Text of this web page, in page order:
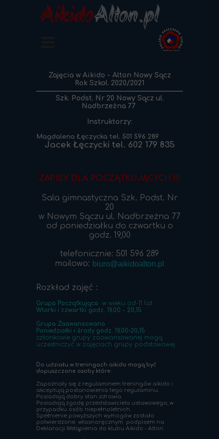
AikidoAlton.pl
Zajęcia w Aikido - Alton Nowy Sącz
Rok Szkol. 2020/2021
Szk. Podst. Nr 20 Nowy Sącz ul.
Nadbrzeżna 77
Instruktorzy:
Magdalena Łęczycka tel. 501 596 289
Jacek Łęczycki tel. 602 179 835
ZAPISY DLA POCZĄTKUJĄCYCH !!!
Sala gimnastyczna Szk. Podst. Nr
20
w Nowym Sączu ul. Nadbrzeżna 77
od poniedziałku do czwartku o
godz. 19,00
telefonicznie: 501 596 289
mailowo: biuro@aikidoalton.pl
Rozkład zajęć :
Grupa Początkująca
w wieku od-11 lat
Wtorki i czwartki godz. 19,00 - 20,15
Grupa Zaawansowana
Poniedziałki i środy godz. 19,00-20,15
członkowie grupy zaawansowanej mogą
uczestniczyć w zajęciach grupy podstawowej.
Do udziału w treningach aikido mogą być
dopuszczone osoby które:
Zapoznały się z regulaminem treningów aikido i
akceptują postanowienia tego regulaminu.
Posiadają dobry stan zdrowia.
Posiadają zgodę przedstawiciela ustawowego, w
przypadku osób niepełnoletnich.
Spełnienie powyższych wymogów zostało
potwierdzone własnoręcznym podpisem na
Deklaracji Wstąpienia do klubu Aikido - Alton.